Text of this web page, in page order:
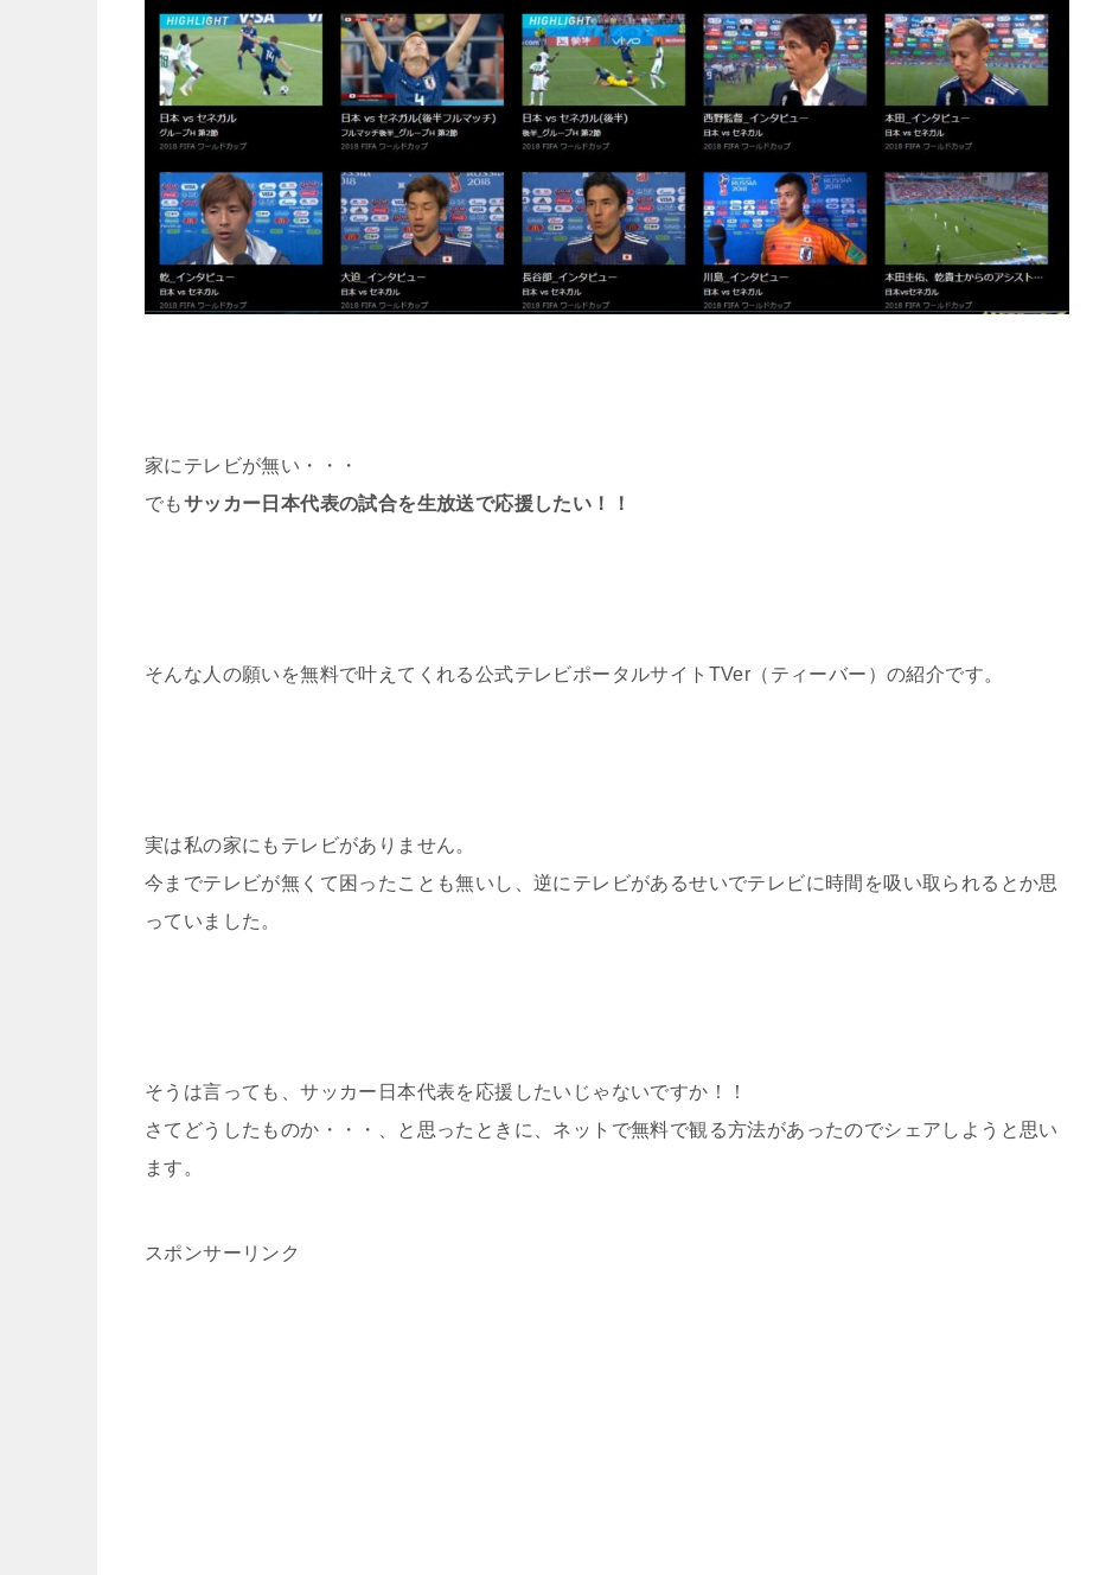
家にテレビが無い・・・
でもサッカー日本代表の試合を生放送で応援したい！！
そんな人の願いを無料で叶えてくれる公式テレビポータルサイトTVer（ティーバー）の紹介です。
実は私の家にもテレビがありません。
今までテレビが無くて困ったことも無いし、逆にテレビがあるせいでテレビに時間を吸い取られるとか思
っていました。
そうは言っても、サッカー日本代表を応援したいじゃないですか！！
さてどうしたものか・・・、と思ったときに、ネットで無料で観る方法があったのでシェアしようと思い
ます。
スポンサーリンク